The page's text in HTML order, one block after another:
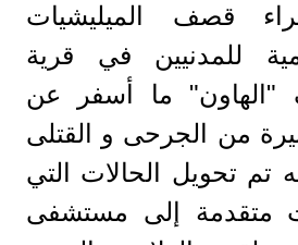
قصف الميليشيات
للمدنيين في قرية
"الهاون" ما أسفر عن
من الجرحى و القتلى
تم تحويل الحالات التي
متقدمة إلى مستشفى